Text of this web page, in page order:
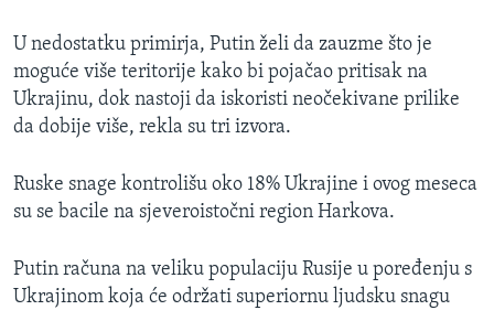
U nedostatku primirja, Putin želi da zauzme što je
moguće više teritorije kako bi pojačao pritisak na
Ukrajinu, dok nastoji da iskoristi neočekivane prilike
da dobije više, rekla su tri izvora.
Ruske snage kontrolišu oko 18% Ukrajine i ovog meseca
su se bacile na sjeveroistočni region Harkova.
Putin računa na veliku populaciju Rusije u poređenju s
Ukrajinom koja će održati superiornu ljudsku snagu